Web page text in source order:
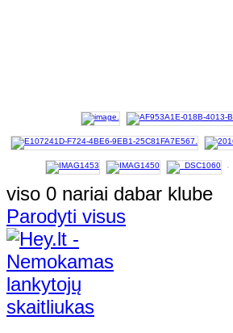
viso 0 nariai dabar klube
Parodyti visus